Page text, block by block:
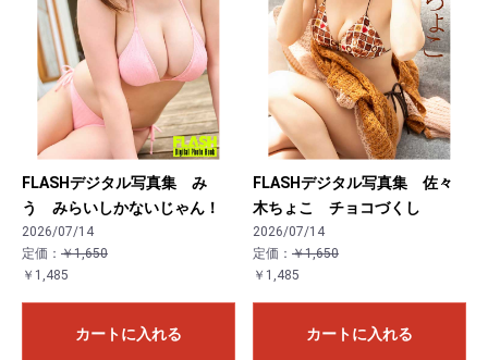
FLASHデジタル写真集 み
う みらいしかないじゃん！
2026/07/14
定価： ￥1,650
￥1,485
カートに入れる
FLASHデジタル写真集 佐々
木ちょこ チョコづくし
2026/07/14
定価： ￥1,650
￥1,485
カートに入れる